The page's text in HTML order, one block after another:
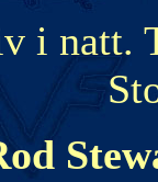
i natt.